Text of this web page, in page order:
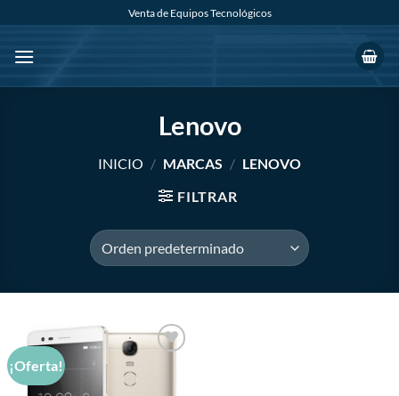
contenido
Venta de Equipos Tecnológicos
Lenovo
INICIO / MARCAS / LENOVO
FILTRAR
¡Oferta!